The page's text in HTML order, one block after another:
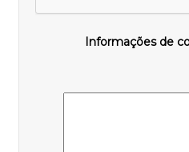
Informações de